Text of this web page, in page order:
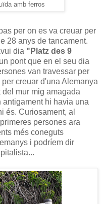
amb ferros
per on es va creuar per
28 anys de tancament.
dia "Platz des 9
pont que en el seu dia
van travessar per
creuar d'una Alemanya
mur mig amagada
hi havia una
és. Curiosament, al
persones ara
més coneguts
i podríem dir